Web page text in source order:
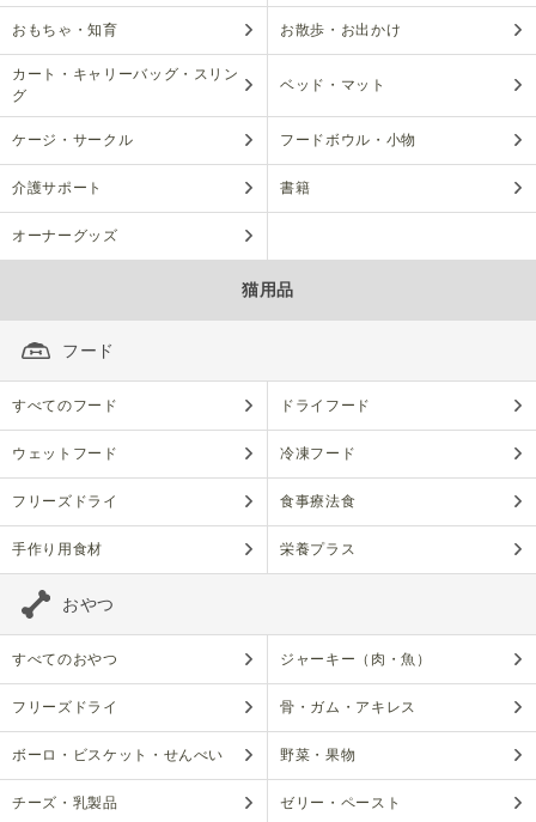
おもちゃ・知育 お散歩・お出かけ
カート・キャリーバッグ・スリン
グ
ベッド・マット
ケージ・サークル フードボウル・小物
介護サポート 書籍
オーナーグッズ
猫用品
フード
すべてのフード ドライフード
ウェットフード 冷凍フード
フリーズドライ 食事療法食
手作り用食材 栄養プラス
おやつ
すべてのおやつ ジャーキー（肉・魚）
フリーズドライ 骨・ガム・アキレス
ボーロ・ビスケット・せんべい 野菜・果物
チーズ・乳製品 ゼリー・ペースト